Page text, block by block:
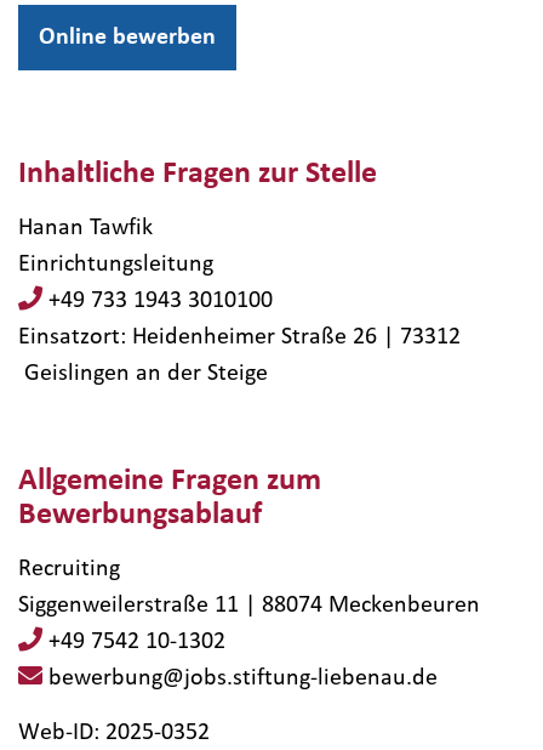
Inhaltliche Fragen zur Stelle
Hanan Tawfik
Einrichtungsleitung
+49 733 1943 3010100
Einsatzort: Heidenheimer Straße 26 | 73312​
Geislingen an der Steige
Allgemeine Fragen zum
Bewerbungsablauf
Recruiting
Siggenweilerstraße 11 | 88074 Meckenbeuren
+49 7542 10-1302
bewerbung@jobs.stiftung-liebenau.de
Web-ID: 2025-0352
Online bewerben